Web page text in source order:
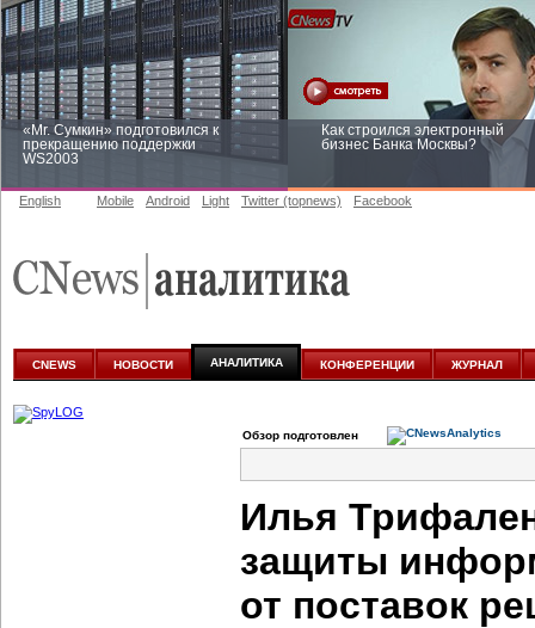
«Mr. Сумкин» подготовился к
прекращению поддержки
WS2003
Как строился электронный
бизнес Банка Москвы?
аналитике
English Mobile Android Light Twitter (topnews) Facebook
CNEWS НОВОСТИ АНАЛИТИКА КОНФЕРЕНЦИИ ЖУРНАЛ
Обзор подготовлен
Илья
защиты
от поставок